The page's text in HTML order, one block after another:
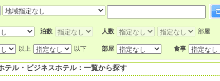
泊数 人数 部屋
以上 以下 部屋 食事
テル・ビジネスホテル：一覧から探す